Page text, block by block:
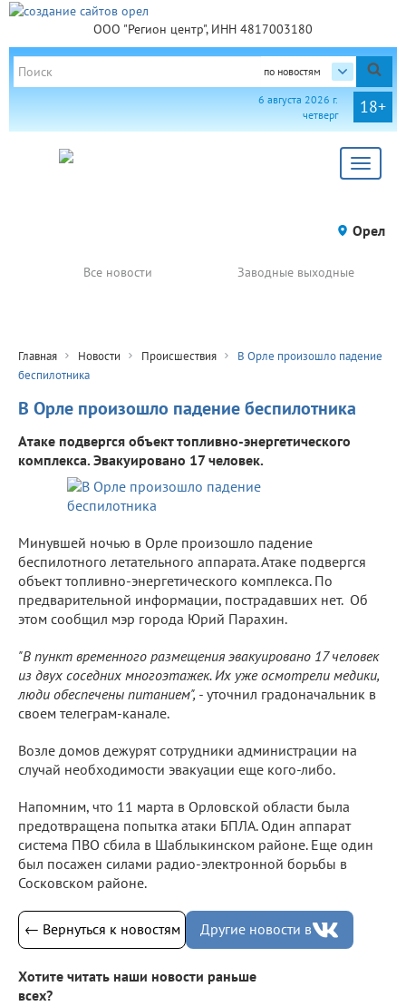
ООО "Регион центр", ИНН 4817003180
по новостям
18+
6 августа 2026 г.
четверг
Toggle
Орел
Все новости Заводные выходные
Главная Новости Происшествия
В Орле произошло падение
беспилотника
В Орле произошло падение беспилотника
Атаке подвергся объект топливно-энергетического
комплекса. Эвакуировано 17 человек.
Минувшей ночью в Орле произошло падение
беспилотного летательного аппарата. Атаке подвергся
объект топливно-энергетического комплекса. По
предварительной информации, пострадавших нет. Об
этом сообщил мэр города Юрий Парахин.
"В пункт временного размещения эвакуировано 17 человек
из двух соседних многоэтажек. Их уже осмотрели медики,
люди обеспечены питанием", - уточнил градоначальник в
своем телеграм-канале.
Возле домов дежурят сотрудники администрации на
случай необходимости эвакуации еще кого-либо.
Напомним, что 11 марта в Орловской области была
предотвращена попытка атаки БПЛА. Один аппарат
система ПВО сбила в Шаблыкинском районе. Еще один
был посажен силами радио-электронной борьбы в
Сосковском районе.
← Вернуться к новостям Другие новости в
Хотите читать наши новости раньше
всех?